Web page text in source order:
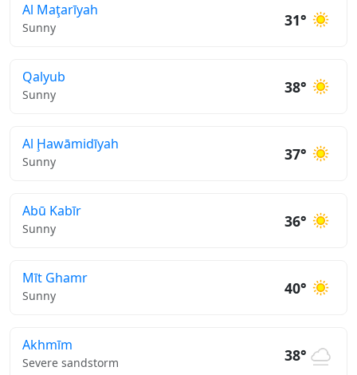
Al Maţarīyah
Sunny 31°
Qalyub
Sunny 38°
Al Ḩawāmidīyah
Sunny 37°
Abū Kabīr
Sunny 36°
Mīt Ghamr
Sunny 40°
Akhmīm
Severe sandstorm 38°